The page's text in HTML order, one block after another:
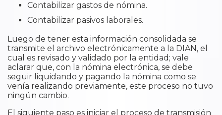
Contabilizar gastos de nómina.
Contabilizar pasivos laborales.
Luego de tener esta información consolidada se
transmite el archivo electrónicamente a la DIAN, el
cual es revisado y validado por la entidad; vale
aclarar que, con la nómina electrónica, se debe
seguir liquidando y pagando la nómina como se
venía realizando previamente, este proceso no tuvo
ningún cambio.
El siguiente paso es iniciar el proceso de transmisión